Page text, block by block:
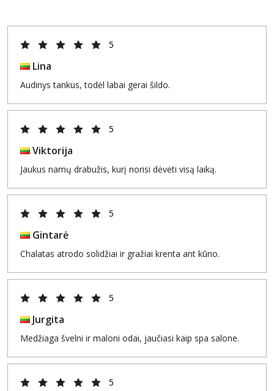
5
Lina
Audinys tankus, todėl labai gerai šildo.
5
Viktorija
Jaukus namų drabužis, kurį norisi dėvėti visą laiką.
5
Gintarė
Chalatas atrodo solidžiai ir gražiai krenta ant kūno.
5
Jurgita
Medžiaga švelni ir maloni odai, jaučiasi kaip spa salone.
5